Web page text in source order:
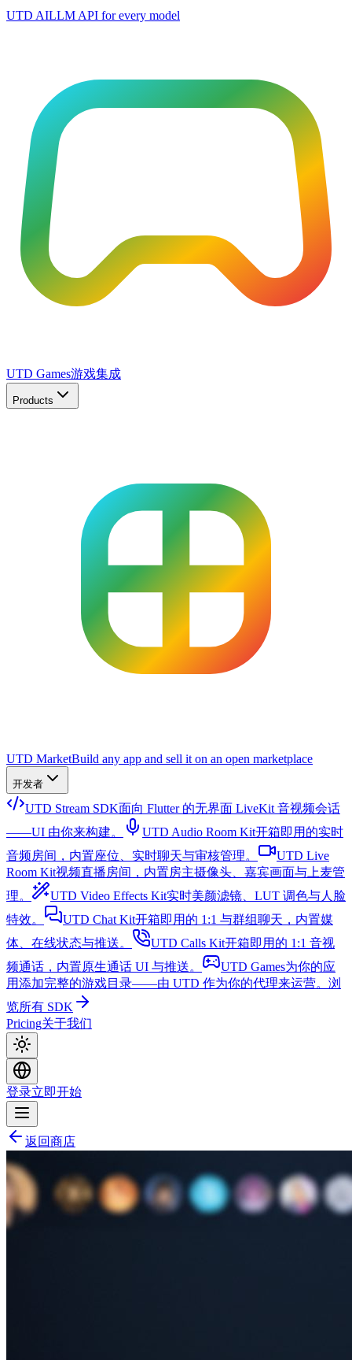
UTD AILLM API for every model
UTD Games游戏集成
Products
UTD MarketBuild any app and sell it on an open marketplace
开发者
UTD Stream SDK面向 Flutter 的无界面 LiveKit 音视频会话
——UI 由你来构建。
UTD Audio Room Kit开箱即用的实时
音频房间，内置座位、实时聊天与审核管理。
UTD Live
Room Kit视频直播房间，内置房主摄像头、嘉宾画面与上麦管
理。
UTD Video Effects Kit实时美颜滤镜、LUT 调色与人脸
特效。
UTD Chat Kit开箱即用的 1:1 与群组聊天，内置媒
体、在线状态与推送。
UTD Calls Kit开箱即用的 1:1 音视
频通话，内置原生通话 UI 与推送。
UTD Games为你的应
用添加完整的游戏目录——由 UTD 作为你的代理来运营。 浏
览所有 SDK
Pricing关于我们
登录立即开始
返回商店